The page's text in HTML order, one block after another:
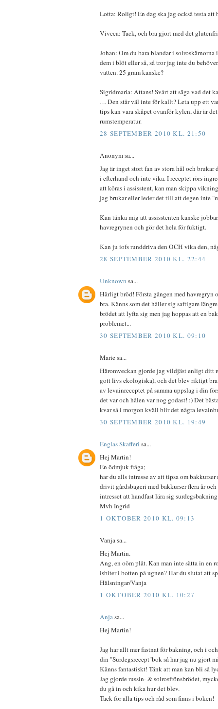
Lotta: Roligt! En dag ska jag också testa att
Viveca: Tack, och bra gjort med det
Johan: Om du bara blandar i solroskärnorna
dem i blöt eller så, så tror jag inte du
vatten. 25 gram kanske?
Sigridmaria: Attans! Svårt att säga vad det
… Den står väl inte för kallt? Leta upp ett
tips kan vara skåpet ovanför kylen, där är
rumstemperatur.
28 SEPTEMBER 2010 KL. 21:50
Anonym sa...
Jag är inget stort fan av stora hål och brukar
i efterhand och inte vika. I receptet rörs
att köras i assisstent, kan man skippa
jag brukar eller leder det till att degen inte
Kan tänka mig att assisstenten kanske
havregrynen och gör det hela för fuktigt.
Kan ju iofs runddriva den OCH vika den,
28 SEPTEMBER 2010 KL. 22:44
Unknown sa...
Härligt bröd! Första gången med
bra. Känns som det håller sig saftigare
brödet att lyfta sig men jag hoppas att en
problemet...
30 SEPTEMBER 2010 KL. 09:10
Marie sa...
Häromveckan gjorde jag vildjäst enligt ditt
gott livs ekologiska), och det blev riktigt
av levainreceptet på samma uppslag i din
det var och hålen var nog godast! :) Det
kvar så i morgon kväll blir det några
30 SEPTEMBER 2010 KL. 19:49
Englas Skafferi sa...
Hej Martin!
En ödmjuk fråga;
har du alls intresse av att tipsa om bakkurser
drivit gårdsbageri med bakkurser flera år
intresset att handfast lära sig
Mvh Ingrid
1 OKTOBER 2010 KL. 09:13
Vanja sa...
Hej Martin.
Ang, en oöm plåt. Kan man inte sätta in en
isbiter i botten på ugnen? Har du slutat att
Hälsningar/Vanja
1 OKTOBER 2010 KL. 10:27
Anjasa...
Hej Martin!
Jag har allt mer fastnat för bakning, och i
din "Surdegsrecept"bok så har jag nu gjort
Känns fantastiskt! Tänk att man kan bli så
Jag gjorde russin- & solrosfrönsbrödet,
du gå in och kika hur det blev.
Tack för alla tips och råd som finns i boken!